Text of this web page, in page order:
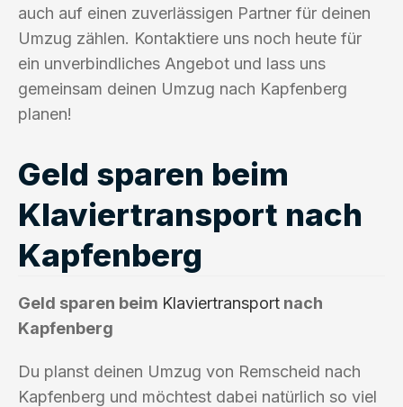
auch auf einen zuverlässigen Partner für deinen
Umzug zählen. Kontaktiere uns noch heute für
ein unverbindliches Angebot und lass uns
gemeinsam deinen Umzug nach Kapfenberg
planen!
Geld sparen beim
Klaviertransport nach
Kapfenberg
Geld sparen beim Klaviertransport nach
Kapfenberg
Du planst deinen Umzug von Remscheid nach
Kapfenberg und möchtest dabei natürlich so viel